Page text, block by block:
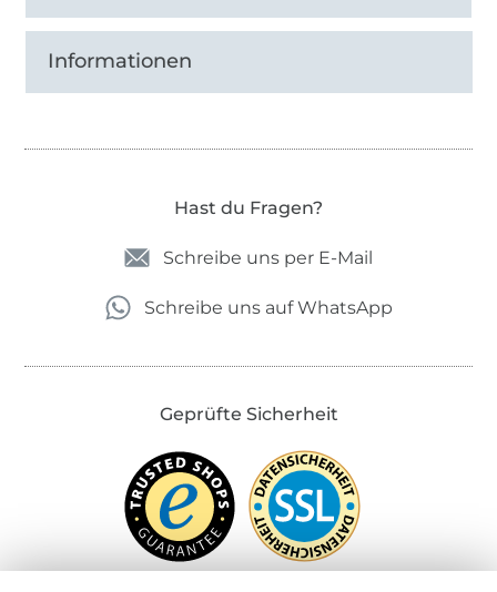
Informationen
Hast du Fragen?
Schreibe uns per E-Mail
Schreibe uns auf WhatsApp
Geprüfte Sicherheit